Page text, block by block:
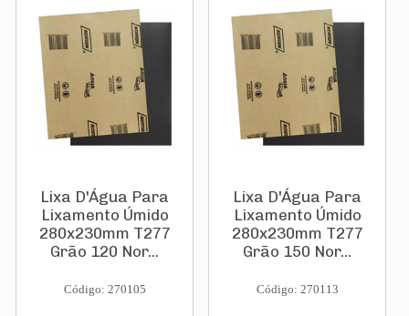
Lixa D'Água Para
Lixamento Úmido
280x230mm T277
Grão 120 Nor...
Código: 270105
Lixa D'Água Para
Lixamento Úmido
280x230mm T277
Grão 150 Nor...
Código: 270113